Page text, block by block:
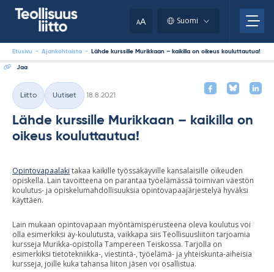
AA Suomi
Etusivu - Ajankohtaista - Lähde kurssille Murikkaan – kaikilla on oikeus kouluttautua!
Jaa
Kategoriat
Liitto Uutiset
18.8.2021
Lähde kurssille Murikkaan – kaikilla on
oikeus kouluttautua!
Opintovapaalaki takaa kaikille työssäkäyville kansalaisille oikeuden
opiskella. Lain tavoitteena on parantaa työelämässä toimivan väestön
koulutus- ja opiskelumahdollisuuksia opintovapaajärjestelyä hyväksi
käyttäen.
Lain mukaan opintovapaan myöntämisperusteena oleva koulutus voi
olla esimerkiksi ay-koulutusta, vaikkapa siis Teollisuusliiton tarjoamia
kursseja Murikka-opistolla Tampereen Teiskossa. Tarjolla on
esimerkiksi tietotekniikka-, viestintä-, työelämä- ja yhteiskunta-aiheisia
kursseja, joille kuka tahansa liiton jäsen voi osallistua.
clipboard.)